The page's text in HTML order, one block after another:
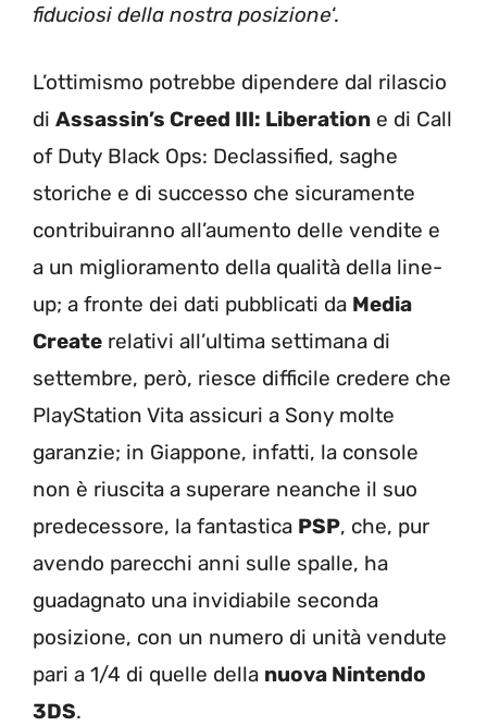
fiduciosi della nostra posizione‘.
L’ottimismo potrebbe dipendere dal rilascio
di Assassin’s Creed III: Liberation e di Call
of Duty Black Ops: Declassified, saghe
storiche e di successo che sicuramente
contribuiranno all’aumento delle vendite e
a un miglioramento della qualità della line-
up; a fronte dei dati pubblicati da Media
Create relativi all’ultima settimana di
settembre, però, riesce difficile credere che
PlayStation Vita assicuri a Sony molte
garanzie; in Giappone, infatti, la console
non è riuscita a superare neanche il suo
predecessore, la fantastica PSP, che, pur
avendo parecchi anni sulle spalle, ha
guadagnato una invidiabile seconda
posizione, con un numero di unità vendute
pari a 1/4 di quelle della nuova Nintendo
3DS.